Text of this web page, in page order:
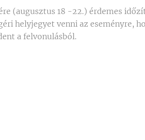
(augusztus 18 -22.) érdemes
helyjegyet venni az eseményre,
a felvonulásból.